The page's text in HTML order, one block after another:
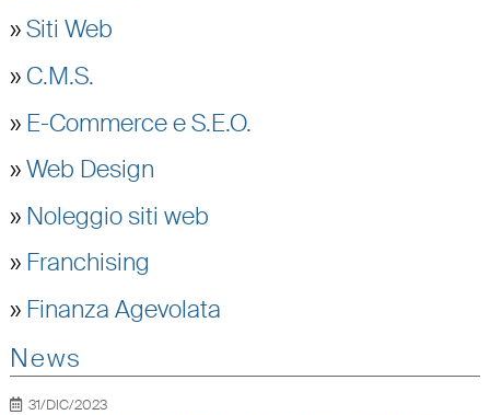
»Siti Web
» C.M.S.
» E-Commerce e S.E.O.
»Web Design
» Noleggio siti web
» Franchising
» Finanza Agevolata
News
31/DIC/2023